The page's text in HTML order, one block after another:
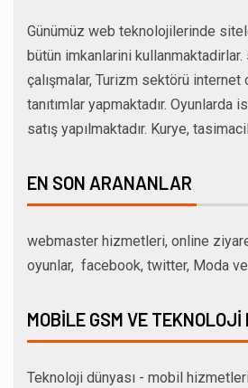
Günümüz web teknolojilerinde
bütün imkanlarini kullanmaktadirlar.
çalışmalar, Turizm sektörü internet
tanıtımlar yapmaktadır. Oyunlarda
satış yapılmaktadır. Kurye,
EN SON ARANANLAR
webmaster hizmetleri, online
oyunlar, facebook, twitter, Moda ve
MOBILE GSM VE TEKNOLOJI
Teknoloji dünyası - mobil